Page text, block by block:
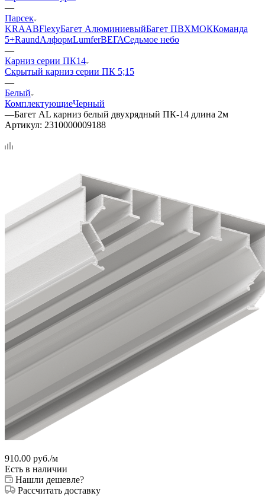
—
Парсек
KRAABFlexyБагет АлюминиевыйБагет ПВХМОККоманда
5+RaundАлформLumferВЕГАСедьмое небо
—
Карниз серии ПК14
Скрытый карниз серии ПК 5;15
—
Белый
КомплектующиеЧерный
—Багет AL карниз белый двухрядный ПК-14 длина 2м
Артикул: 2310000009188
910.00 руб./м
Есть в наличии
Нашли дешевле?
Рассчитать доставку